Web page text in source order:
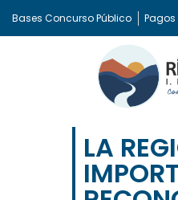
Bases Concurso Público Pagos
LA